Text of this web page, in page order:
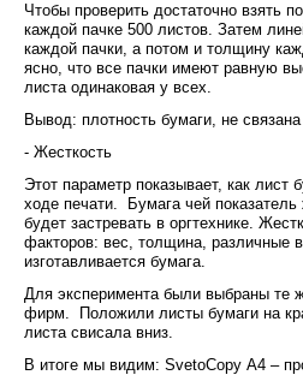
Чтобы проверить достаточно взять
каждой пачке 500 листов. Затем
каждой пачки, а потом и толщину
ясно, что все пачки имеют равную
листа одинаковая у всех.
Вывод: плотность бумаги, не
- Жесткость
Этот параметр показывает, как лист
ходе печати. Бумага чей
будет застревать в оргтехнике.
факторов: вес, толщина, различные
изготавливается бумага.
Для эксперимента были выбраны те
фирм. Положили листы бумаги на
листа свисала вниз.
В итоге мы видим: SvetoCopy А4 –